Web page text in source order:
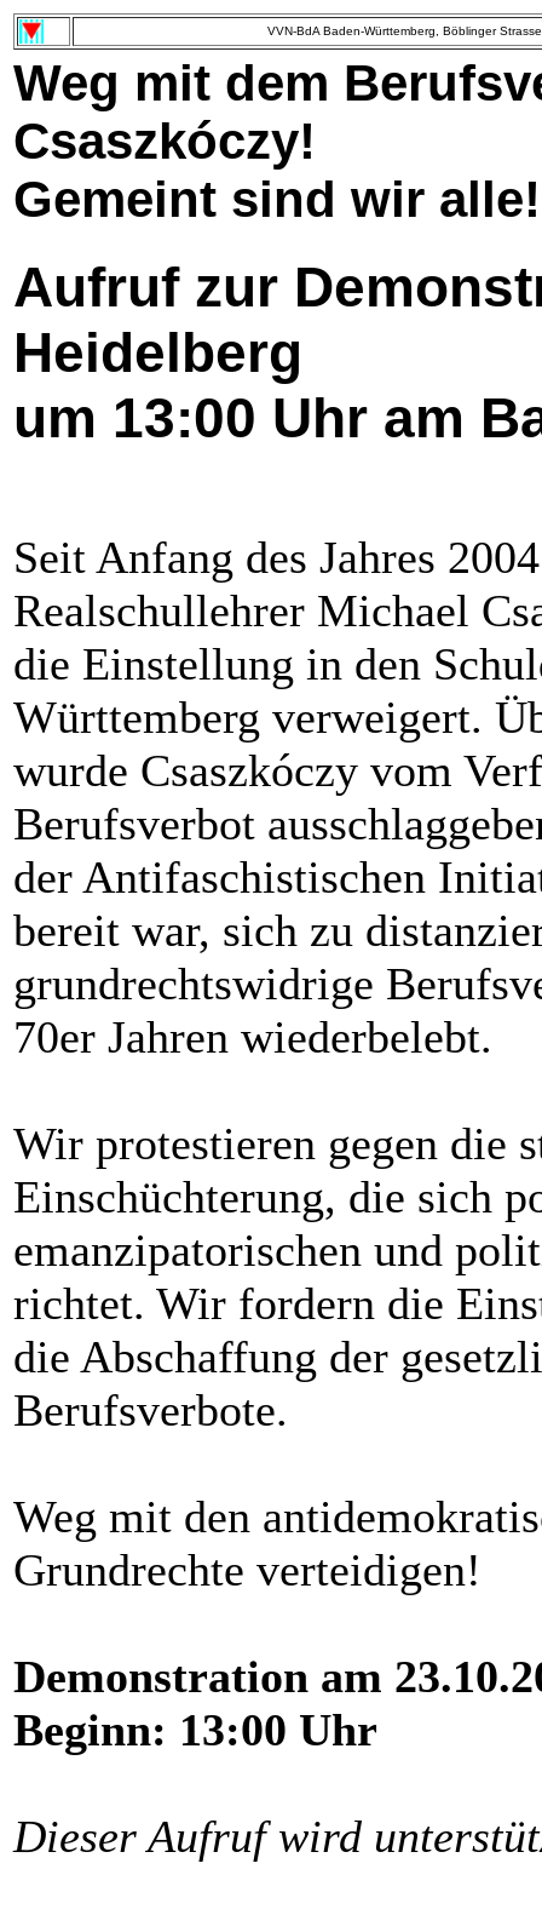
VVN-BdA Baden-Württemberg, Böblinger
Weg mit dem
Csaszkóczy!
Gemeint sind wir
Aufruf zur
Heidelberg
um 13:00 Uhr am
Seit Anfang des Jahres
Realschullehrer Michael
die Einstellung in den
Württemberg verweigert.
wurde Csaszkóczy vom
Berufsverbot
der Antifaschistischen
bereit war, sich zu
grundrechtswidrige
70er Jahren wiederbelebt.
Wir protestieren gegen die
Einschüchterung, die sich
emanzipatorischen und
richtet. Wir fordern die
die Abschaffung der
Berufsverbote.
Weg mit den
Grundrechte verteidigen!
Demonstration am
Beginn: 13:00 Uhr
Dieser Aufruf wird